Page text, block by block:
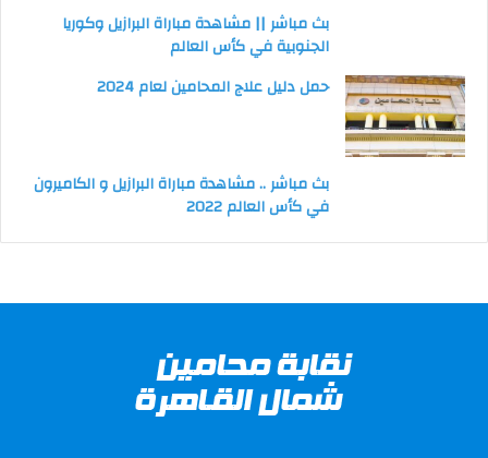
بث مباشر || مشاهدة مباراة البرازيل وكوريا
الجنوبية في كأس العالم
حمل دليل علاج المحامين لعام 2024
بث مباشر .. مشاهدة مباراة البرازيل و الكاميرون
في كأس العالم 2022